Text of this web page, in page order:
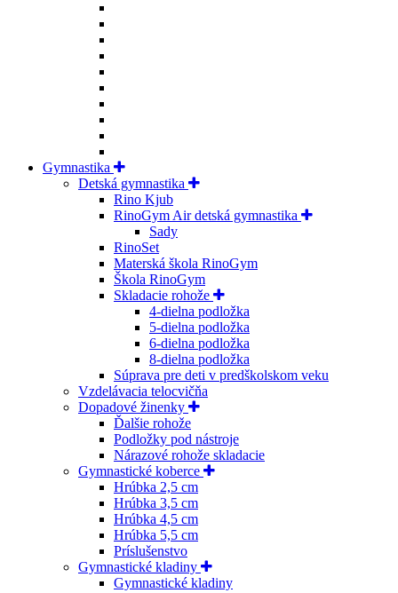
Gymnastika
Detská gymnastika
Rino Kjub
RinoGym Air detská gymnastika
Sady
RinoSet
Materská škola RinoGym
Škola RinoGym
Skladacie rohože
4-dielna podložka
5-dielna podložka
6-dielna podložka
8-dielna podložka
Súprava pre deti v predškolskom veku
Vzdelávacia telocvičňa
Dopadové žinenky
Ďalšie rohože
Podložky pod nástroje
Nárazové rohože skladacie
Gymnastické koberce
Hrúbka 2,5 cm
Hrúbka 3,5 cm
Hrúbka 4,5 cm
Hrúbka 5,5 cm
Príslušenstvo
Gymnastické kladiny
Gymnastické kladiny